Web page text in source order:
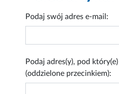
Podaj swój adres e-mail:
Podaj adres(y), pod który(e)
(oddzielone przecinkiem):